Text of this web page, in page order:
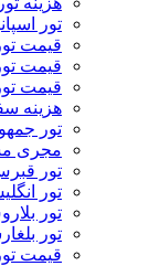
تور
قیمت تور
قیمت
قیمت
هزینه
تور
مجری
تور
تور انگلیس
تور بلاروس
تور
قیمت